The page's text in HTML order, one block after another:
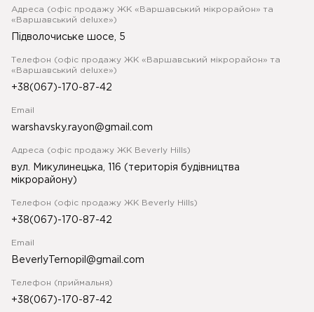
Адреса (офіс продажу ЖК «Варшавський мікрорайон» та
«Варшавський deluxe»)
Підволочиське шосе, 5
Телефон (офіс продажу ЖК «Варшавський мікрорайон» та
«Варшавський deluxe»)
+38(067)-170-87-42
Email
warshavsky.rayon@gmail.com
Адреса (офіс продажу ЖК Beverly Hills)
вул. Микулинецька, 116 (територія будівництва
мікрорайону)
Телефон (офіс продажу ЖК Beverly Hills)
+38(067)-170-87-42
Email
BeverlyTernopil@gmail.com
Телефон (приймальня)
+38(067)-170-87-42